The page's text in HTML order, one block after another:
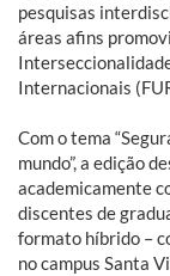
pesquisas
áreas afins
Internacionais
Com o tema
mundo”, a edição
academicamente
discentes de
formato híbrido –
no campus Santa